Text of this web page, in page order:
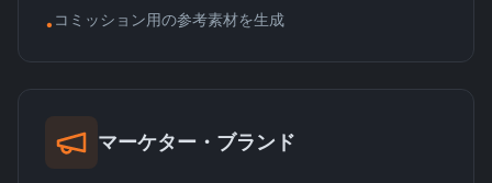
• コミッション用の参考素材を生成
マーケター・ブランド